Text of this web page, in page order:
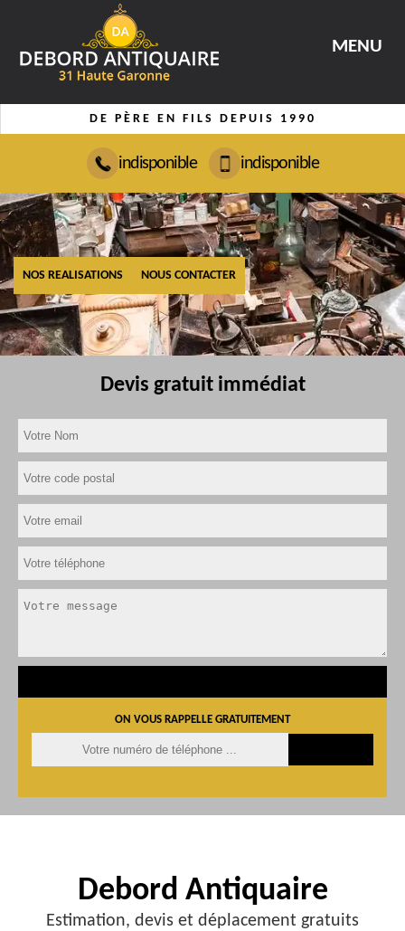
MENU
DE PÈRE EN FILS DEPUIS 1990
indisponible indisponible
NOS REALISATIONS NOUS CONTACTER
Devis gratuit immédiat
ON VOUS RAPPELLE GRATUITEMENT
Debord Antiquaire
Estimation, devis et déplacement gratuits